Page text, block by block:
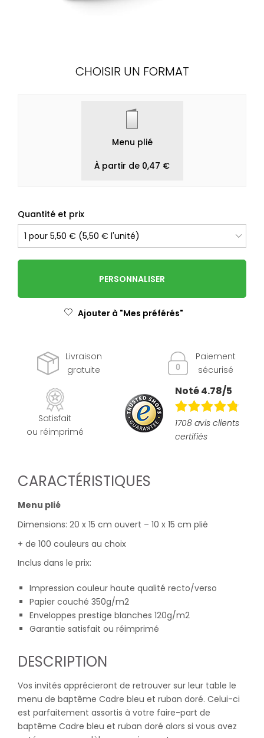
CHOISIR UN FORMAT
Menu plié
À partir de 0,47 €
Quantité et prix
PERSONNALISER
Ajouter à "Mes préférés"
Livraison
gratuite
Paiement
sécurisé
Satisfait
ou réimprimé
Noté 4.78/5
1708 avis clients
certifiés
CARACTÉRISTIQUES
Menu plié
Dimensions: 20 x 15 cm ouvert – 10 x 15 cm plié
+ de 100 couleurs au choix
Inclus dans le prix:
Impression couleur haute qualité recto/verso
Papier couché 350g/m2
Enveloppes prestige blanches 120g/m2
Garantie satisfait ou réimprimé
DESCRIPTION
Vos invités apprécieront de retrouver sur leur table le
menu de baptême Cadre bleu et ruban doré. Celui-ci
est parfaitement assortis à votre faire-part de
baptême Cadre bleu et ruban doré alors si vous avez